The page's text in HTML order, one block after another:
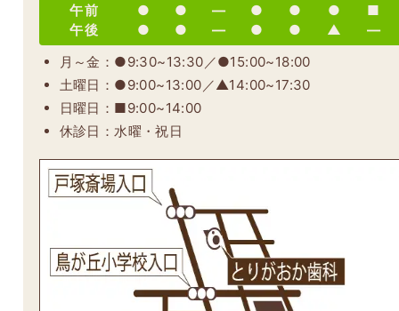
午前
● ● ― ● ● ●
■
午後
● ● ― ● ● ▲
―
月～金：●9:30~13:30／●15:00~18:00
土曜日：●9:00~13:00／▲14:00~17:30
日曜日：■9:00~14:00
休診日：水曜・祝日